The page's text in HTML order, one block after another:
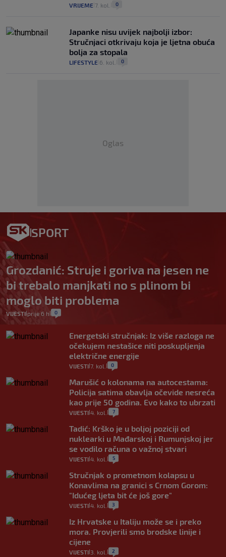
VRIJEME 7. kol. 0
Japanke nisu uvijek najbolji izbor:
Stručnjaci otkrivaju koja je ljetna obuća
bolja za stopala
LIFESTYLE 6. kol. 0
Oglas
SPORT
Grozdanić: Struje i goriva na jesen ne
bi trebalo manjkati no s plinom bi
moglo biti problema
VIJESTI| prije 6 h 0
Energetski stručnjak: Iz više razloga ne
očekujem nestašice niti poskupljenja
električne energije
VIJESTI 7. kol. 0
Marušić o kolonama na autocestama:
Policija satima obavlja očevide nesreća
kao prije 50 godina. Evo kako to ubrzati
VIJESTI 4. kol. 7
Tadić: Krško je u boljoj poziciji od
nuklearki u Mađarskoj i Rumunjskoj jer
se vodilo računa o važnoj stvari
VIJESTI 4. kol. 5
Stručnjak o prometnom kolapsu u
Konavlima na granici s Crnom Gorom:
"Idućeg ljeta bit će još gore"
VIJESTI 4. kol. 3
Iz Hrvatske u Italiju može se i preko
mora. Provjerili smo brodske linije i
cijene
VIJESTI 3. kol. 2